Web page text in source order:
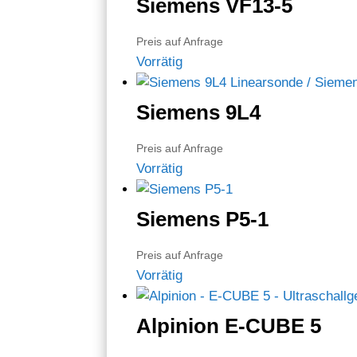
Siemens VF13-5
Preis auf Anfrage
Vorrätig
Siemens 9L4
Preis auf Anfrage
Vorrätig
Siemens P5-1
Preis auf Anfrage
Vorrätig
Alpinion E-CUBE 5